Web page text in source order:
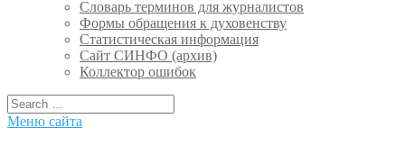
Словарь терминов для журналистов
Формы обращения к духовенству
Статистическая информация
Сайт СИНФО (архив)
Коллектор ошибок
Меню сайта